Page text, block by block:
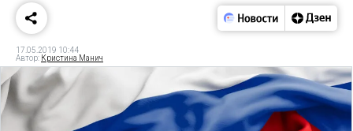
17.05.2019 10:44
Автор: Кристина Манич